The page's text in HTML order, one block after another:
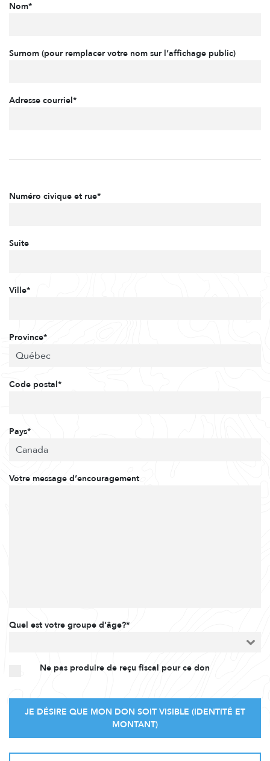
Nom*
Surnom (pour remplacer votre nom sur l’affichage public)
Adresse courriel*
Numéro civique et rue*
Suite
Ville*
Province*
Code postal*
Pays*
Votre message d’encouragement
Quel est votre groupe d’âge?*
Ne pas produire de reçu fiscal pour ce don
JE DÉSIRE QUE MON DON SOIT VISIBLE (IDENTITÉ ET
MONTANT)